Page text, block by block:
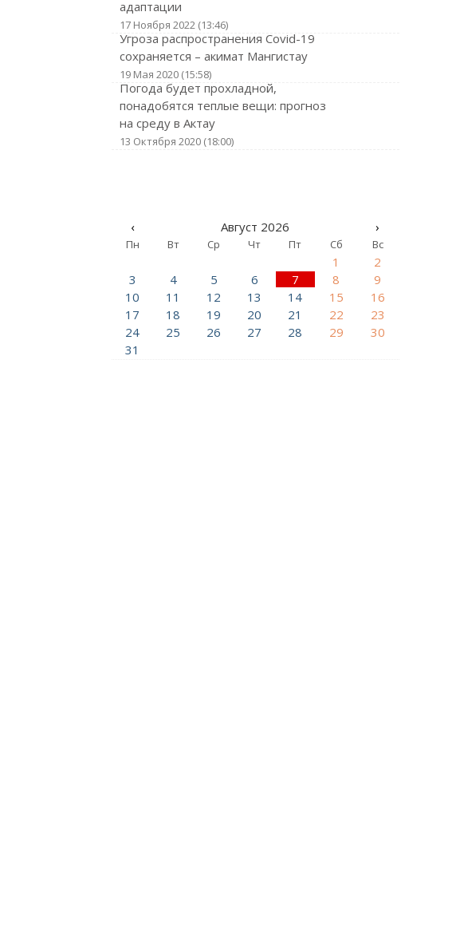
адаптации
17 Ноября 2022 (13:46)
Угроза распространения Covid-19
сохраняется – акимат Мангистау
19 Мая 2020 (15:58)
Погода будет прохладной,
понадобятся теплые вещи: прогноз
на среду в Актау
13 Октября 2020 (18:00)
‹ Август 2026 ›
Пн Вт Ср Чт Пт Сб Вс
1
2
3
4 5 6 7 8
9
10
11 12 13 14 15
16
17
18 19 20 21 22
23
24
25 26 27 28 29
30
31